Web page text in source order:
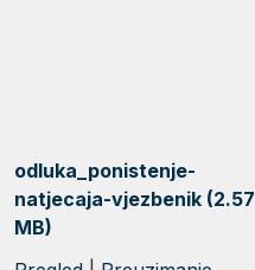
odluka_ponistenje-
natjecaja-vjezbenik (2.57
MB)